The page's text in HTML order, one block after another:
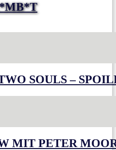
SOULS –
MIT PETER